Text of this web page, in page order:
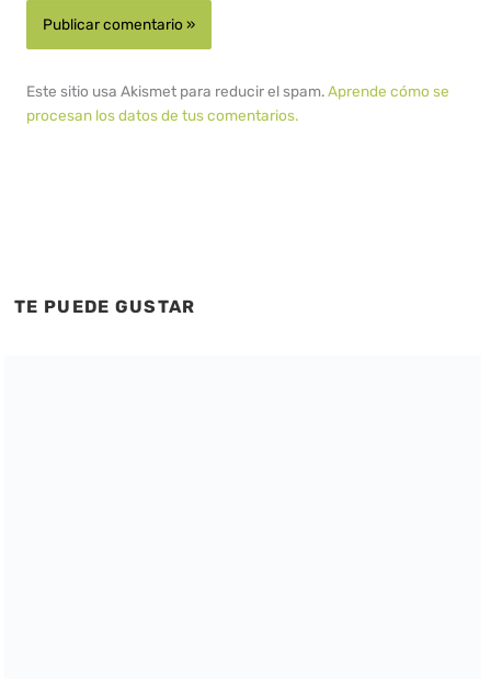
Este sitio usa Akismet para reducir el spam.Aprende cómo se
procesan los datos de tus comentarios.
TE PUEDE GUSTAR